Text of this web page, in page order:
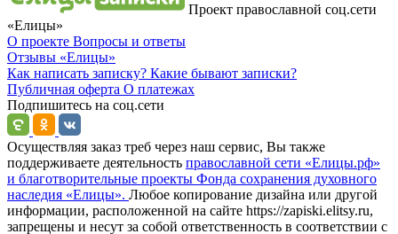
Проект православной соц.сети
«Елицы»
О проекте Вопросы и ответы
Отзывы «Елицы»
Как написать записку? Какие бывают записки?
Публичная оферта О платежах
Подпишитесь на соц.сети
Осуществляя заказ треб через наш сервис, Вы также
поддерживаете деятельность православной сети «Елицы.рф»
и благотворительные проекты Фонда сохранения духовного
наследия «Елицы». Любое копирование дизайна или другой
информации, расположенной на сайте https://zapiski.elitsy.ru,
запрещены и несут за собой ответственность в соответствии с